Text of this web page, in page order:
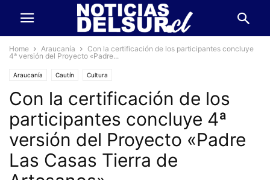
Home Araucanía
Con la certificación de los participantes concluye
4ª versión del Proyecto «Padre...
Araucanía Cautín Cultura
Con la certificación de los
participantes concluye 4ª
versión del Proyecto «Padre
Las Casas Tierra de